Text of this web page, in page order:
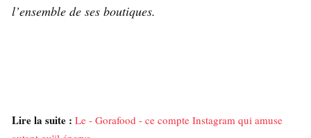
l’ensemble de ses boutiques.
Lire la suite : Le - Gorafood - ce compte Instagram qui amuse